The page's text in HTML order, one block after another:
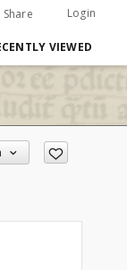
Share Login
VIEWED